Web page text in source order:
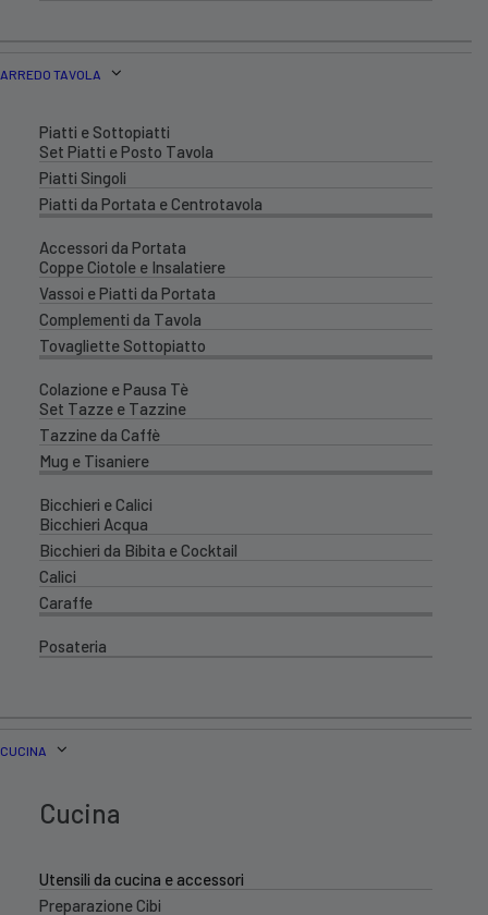
ARREDO TAVOLA
Piatti e Sottopiatti
Set Piatti e Posto Tavola
Piatti Singoli
Piatti da Portata e Centrotavola
Accessori da Portata
Coppe Ciotole e Insalatiere
Vassoi e Piatti da Portata
Complementi da Tavola
Tovagliette Sottopiatto
Colazione e Pausa Tè
Set Tazze e Tazzine
Tazzine da Caffè
Mug e Tisaniere
Bicchieri e Calici
Bicchieri Acqua
Bicchieri da Bibita e Cocktail
Calici
Caraffe
Posateria
CUCINA
Cucina
Utensili da cucina e accessori
Preparazione Cibi